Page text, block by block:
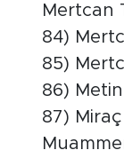
Mertcan
84)
85)
86)
87) Miraç